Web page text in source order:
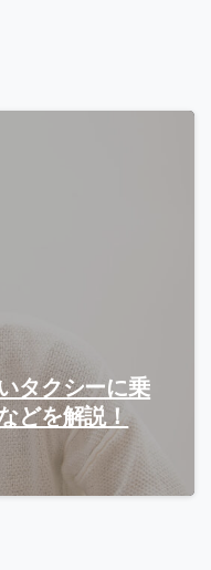
タクシーに乗
どを解説！